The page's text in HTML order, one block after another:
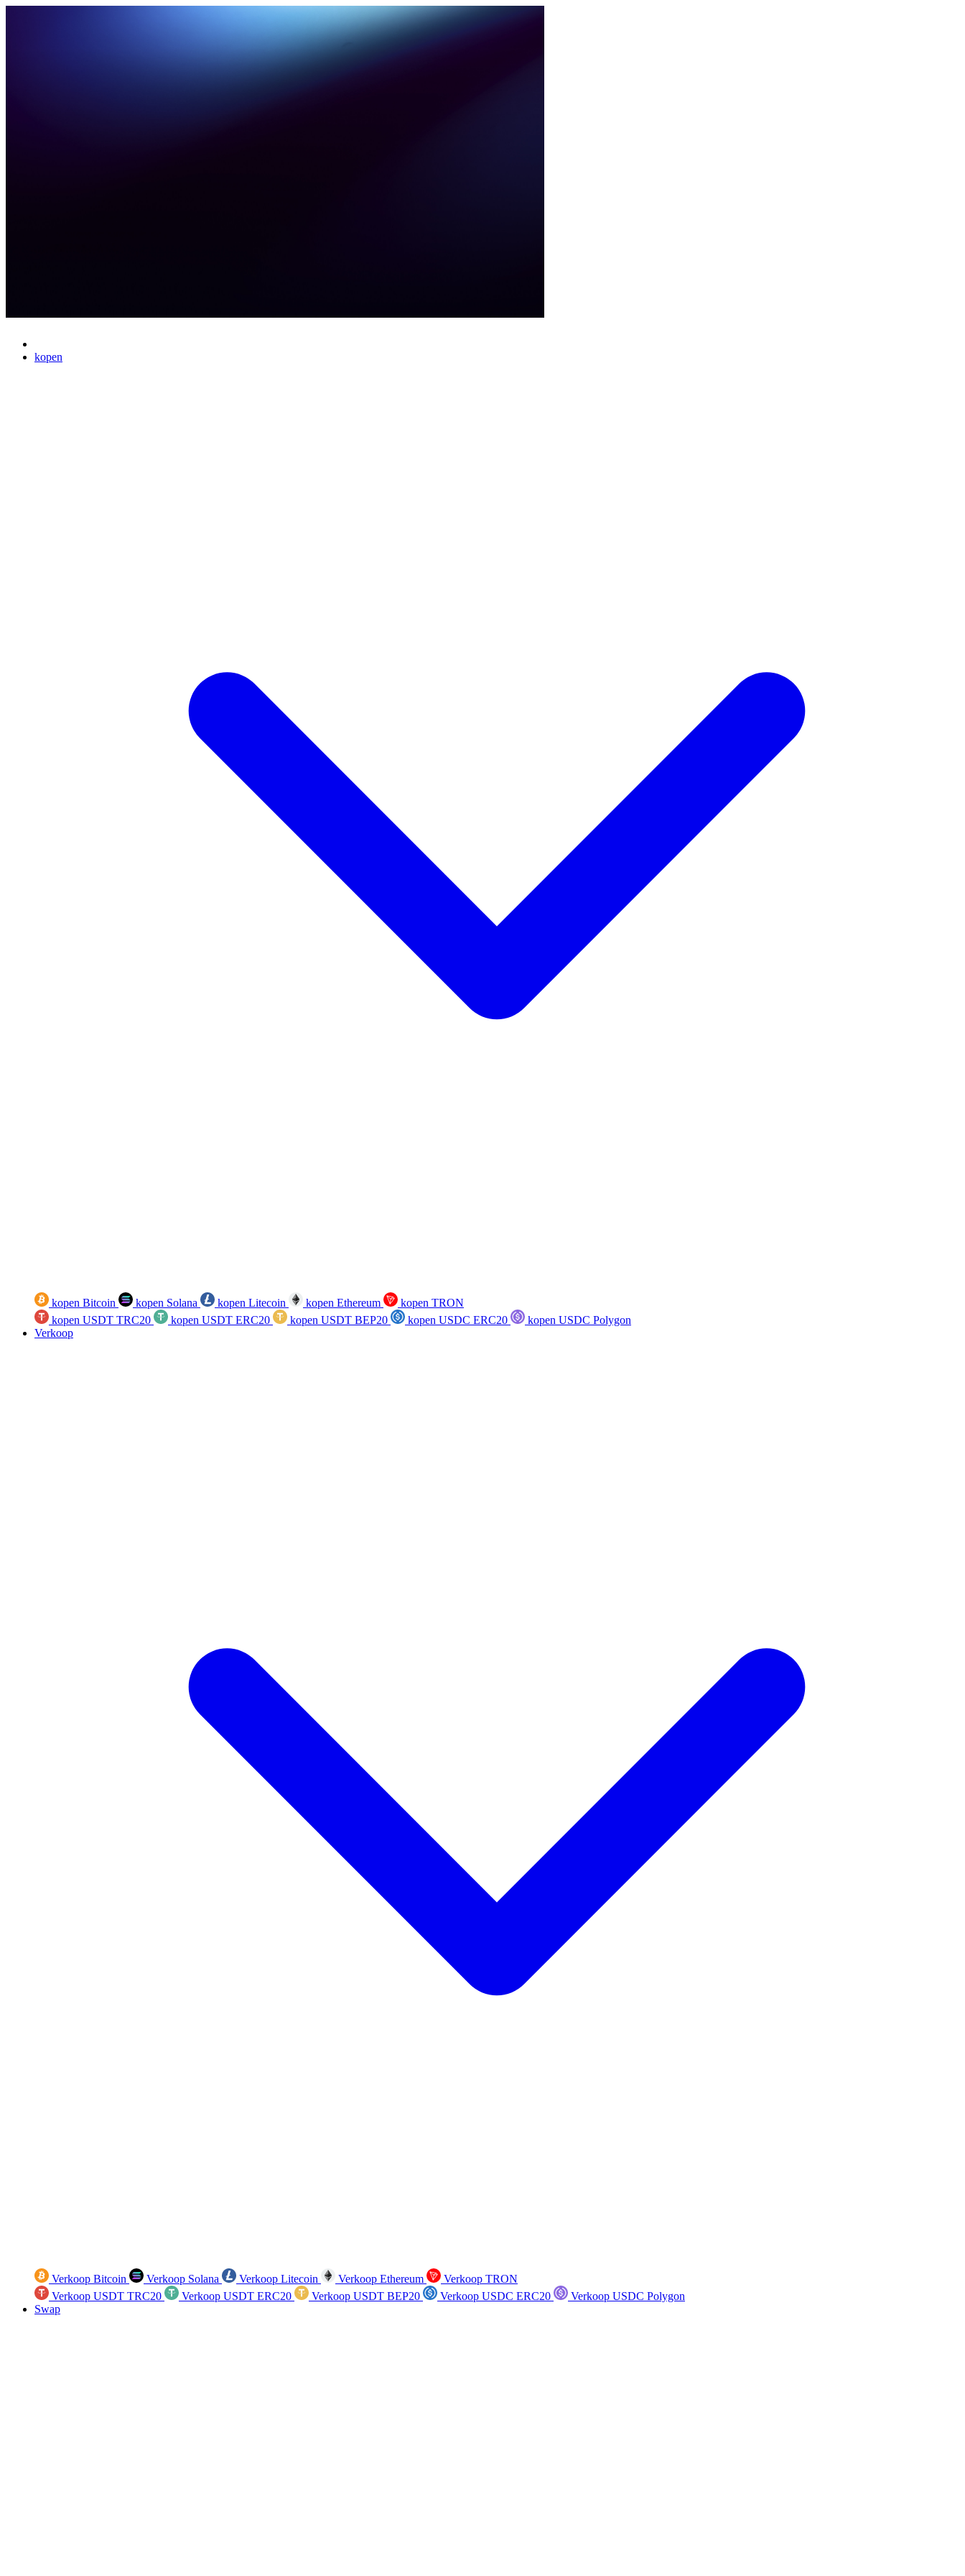
kopen
kopen Bitcoin kopen Solana kopen Litecoin kopen Ethereum
kopen TRON
kopen USDT TRC20
kopen USDT ERC20 kopen USDT BEP20 kopen USDC ERC20
kopen USDC Polygon
Verkoop
Verkoop Bitcoin Verkoop Solana Verkoop Litecoin Verkoop Ethereum
Verkoop TRON
Verkoop USDT TRC20
Verkoop USDT ERC20 Verkoop USDT BEP20 Verkoop USDC ERC20
Verkoop USDC Polygon
Swap